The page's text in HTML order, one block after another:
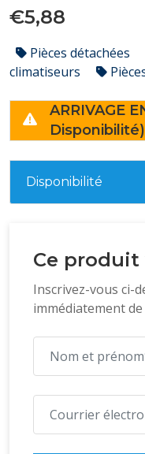
€5,88
Pièces détachées
climatiseurs
ARRIVAGE
Disponibilité)
Disponibilité
Ce produit
Inscrivez-vous ci-
immédiatement